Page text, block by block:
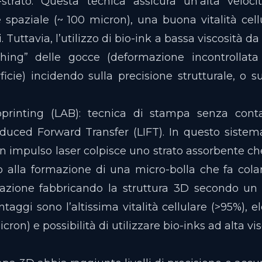
spaziale (~ 100 micron), una buona vitalità
Tuttavia, l’utilizzo di bio-ink a bassa viscosità
delle gocce (deformazione
incidendo sulla precisione strutturale, o
(LAB): tecnica di stampa senza
Forward Transfer (LIFT). In questo
impulso laser colpisce uno strato assorbente
alla formazione di una micro-bolla che fa
fabbricando la struttura 3D secondo un
sono l’altissima vitalità cellulare (>95%),
e possibilità di utilizzare bio-inks ad alta